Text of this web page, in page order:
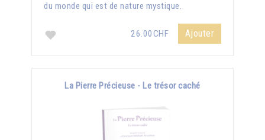
du monde qui est de nature mystique.
26.00CHF Ajouter
La Pierre Précieuse - Le trésor caché